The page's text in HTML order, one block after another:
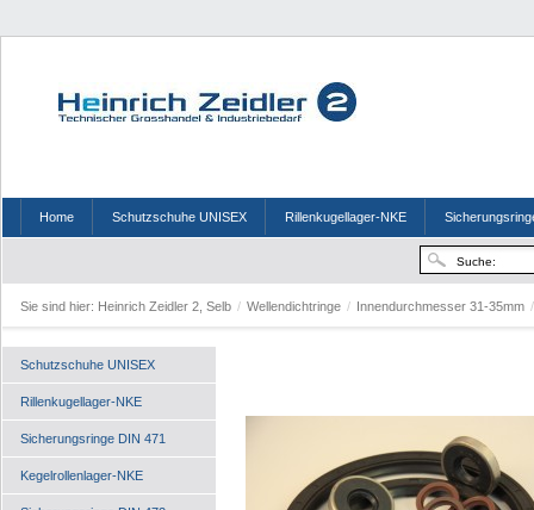
Home Schutzschuhe UNISEX Rillenkugellager-NKE
Sie sind hier: Heinrich Zeidler 2, Selb / Wellendichtringe / Innendurchmesser 31-35mm /
Schutzschuhe UNISEX
Rillenkugellager-NKE
Sicherungsringe DIN 471
Kegelrollenlager-NKE